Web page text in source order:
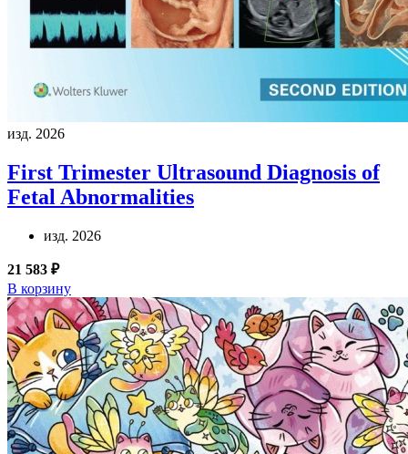
изд. 2026
First Trimester Ultrasound Diagnosis of
Fetal Abnormalities
изд. 2026
21 583 ₽
В корзину